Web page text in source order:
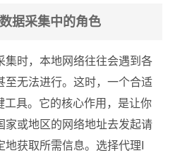
据采集中的角色
集时，本地网络往往会遇到各
至无法进行。这时，一个合适
工具。它的核心作用，是让你
家或地区的网络地址去发起请
获取所需信息。选择代理I